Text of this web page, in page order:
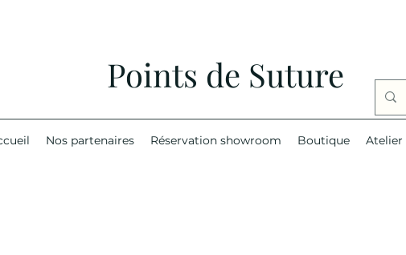
Points de Suture
Nos partenaires Réservation showroom Boutique Atelier